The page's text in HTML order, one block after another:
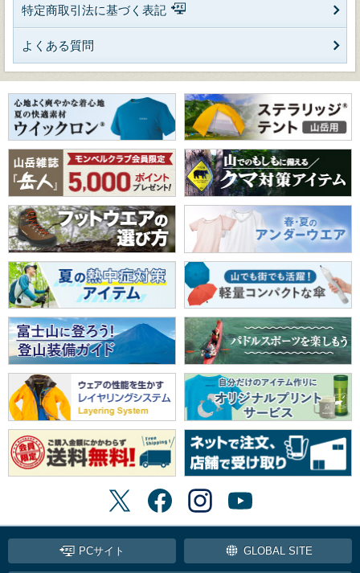
特定商取引法に基づく表記
よくある質問
PCサイト GLOBAL SITE